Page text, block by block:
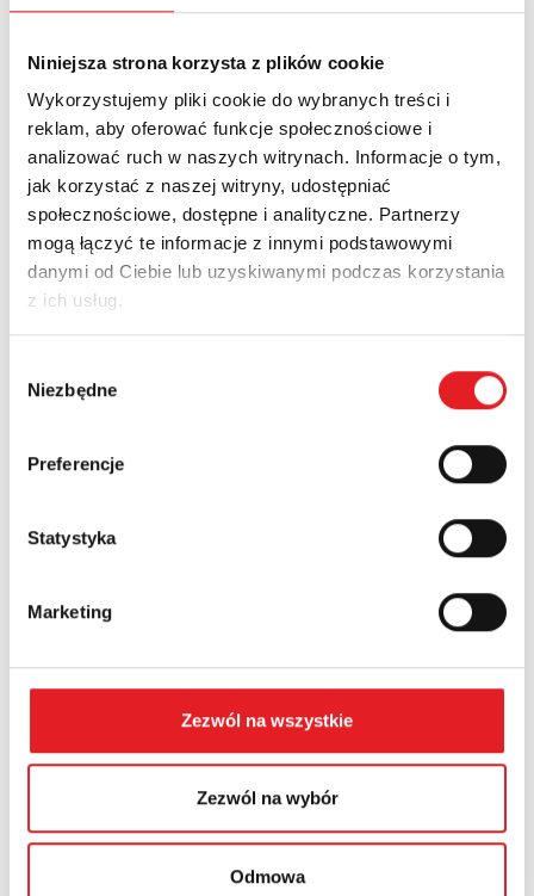
Niniejsza strona korzysta z plików cookie
Wykorzystujemy pliki cookie do wybranych treści i
reklam, aby oferować funkcje społecznościowe i
analizować ruch w naszych witrynach. Informacje o tym,
jak korzystać z naszej witryny, udostępniać
społecznościowe, dostępne i analityczne. Partnerzy
mogą łączyć te informacje z innymi podstawowymi
danymi od Ciebie lub uzyskiwanymi podczas korzystania
z ich usług.
zgody
Niezbędne
Preferencje
Statystyka
Marketing
Zezwól na wszystkie
Zezwól na wybór
Odmowa
Zapytaj o szczegóły oferty
Imię i nazwisko: *
Adres e-mail: *
Numer telefonu:
Wyrażam zgodę na przetwarzanie moich danych
temat przetwarzania danych osobowych w